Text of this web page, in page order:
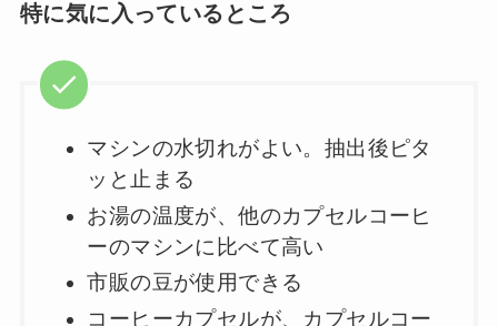
特に気に入っているところ
マシンの水切れがよい。抽出後ピタ
ッと止まる
お湯の温度が、他のカプセルコーヒ
ーのマシンに比べて高い
市販の豆が使用できる
コーヒーカプセルが、カプセルコー